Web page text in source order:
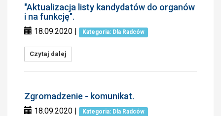
"Aktualizacja listy kandydatów do organów
i na funkcję".
18.09.2020 | Kategoria: Dla Radców
Czytaj dalej
Zgromadzenie - komunikat.
18.09.2020 | Kategoria: Dla Radców